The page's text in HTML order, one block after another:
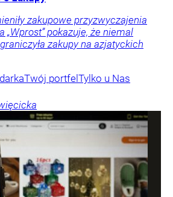
zakupowe przyzwyczajenia
„Wprost” pokazuje, że niemal
zakupy na azjatyckich
Twój portfelTylko u Nas